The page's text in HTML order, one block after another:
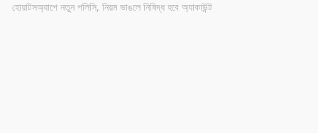
হোয়াটসঅ্যাপে নতুন পলিসি, নিয়ম ভাঙলে নিষিদ্ধ হবে অ্যাকাউন্ট